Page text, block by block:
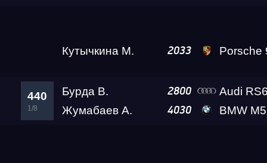
RDRC Сибирь 3 этап
Кутычкина М. 2033 Porsche 911 Turbo
440
1/8
Бурда В. 2800
Audi
Жумабаев А.
4030 BMW M5